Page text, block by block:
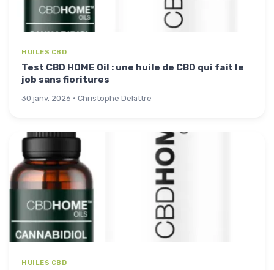
HUILES CBD
Test CBD HOME Oil : une huile de CBD qui fait le
job sans fioritures
30 janv. 2026 · Christophe Delattre
HUILES CBD